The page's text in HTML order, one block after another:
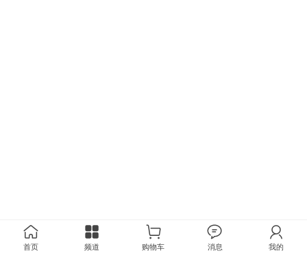
首页 频道 购物车 消息 我的